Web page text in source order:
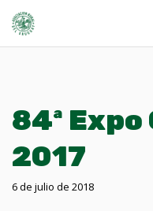
84ª Expo
2017
6 de julio de 2018